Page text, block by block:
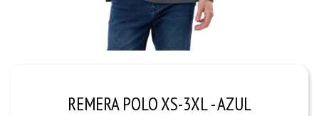
REMERA POLO XS-3XL - AZUL